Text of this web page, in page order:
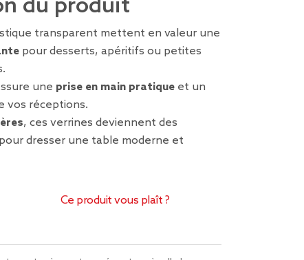
du produit
transparent mettent en valeur une
pour desserts, apéritifs ou petites
une prise en main pratique et un
vos réceptions.
, ces verrines deviennent des
dresser une table moderne et
Ce produit vous plaît ?